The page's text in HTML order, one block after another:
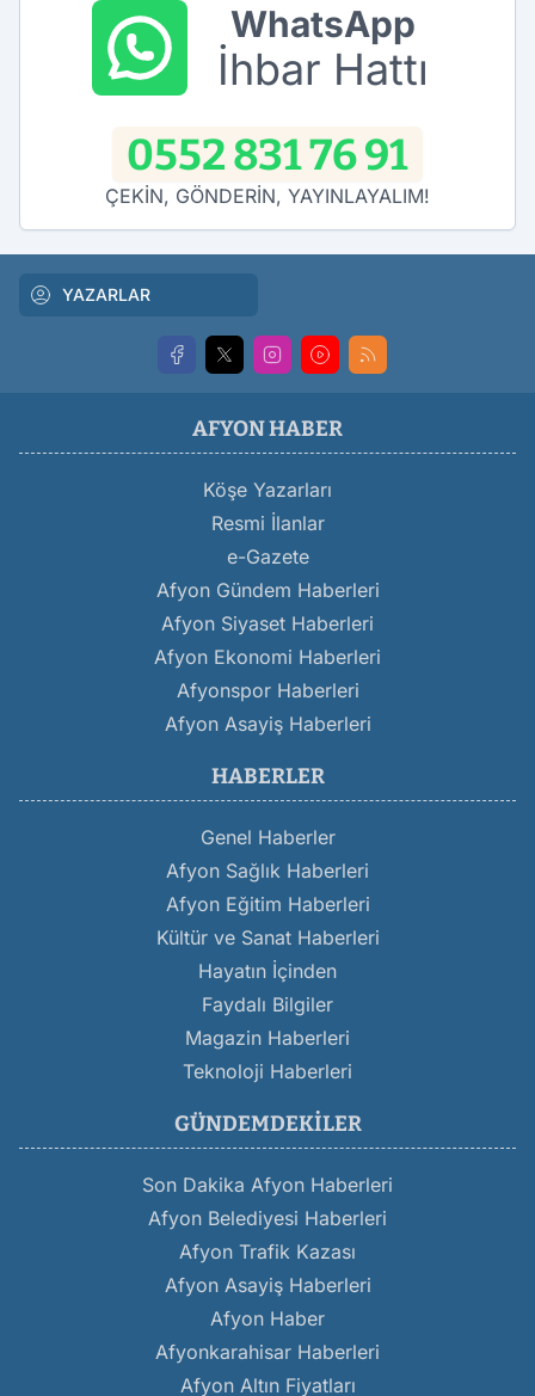
WhatsApp
İhbar Hattı
0552 831 76 91
ÇEKİN, GÖNDERİN, YAYINLAYALIM!
YAZARLAR
AFYON HABER
Köşe Yazarları
Resmi İlanlar
e-Gazete
Afyon Gündem Haberleri
Afyon Siyaset Haberleri
Afyon Ekonomi Haberleri
Afyonspor Haberleri
Afyon Asayiş Haberleri
HABERLER
Genel Haberler
Afyon Sağlık Haberleri
Afyon Eğitim Haberleri
Kültür ve Sanat Haberleri
Hayatın İçinden
Faydalı Bilgiler
Magazin Haberleri
Teknoloji Haberleri
GÜNDEMDEKILER
Son Dakika Afyon Haberleri
Afyon Belediyesi Haberleri
Afyon Trafik Kazası
Afyon Asayiş Haberleri
Afyon Haber
Afyonkarahisar Haberleri
Afyon Altın Fiyatları